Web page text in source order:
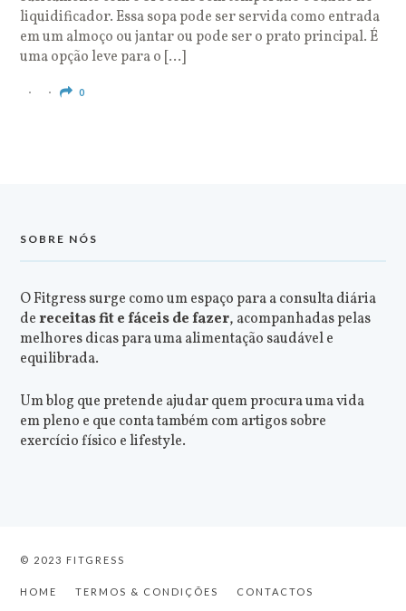
liquidificador. Essa sopa pode ser servida como entrada
em um almoço ou jantar ou pode ser o prato principal. É
uma opção leve para o […]
0
SOBRE NÓS
O Fitgress surge como um espaço para a consulta diária
dereceitas fit e fáceis de fazer, acompanhadas pelas
melhores dicas para uma alimentação saudável e
equilibrada.
Um blog que pretende ajudar quem procura uma vida
em pleno e que conta também com artigos sobre
exercício físico e lifestyle.
© 2023 FITGRESS
HOME TERMOS & CONDIÇÕES CONTACTOS